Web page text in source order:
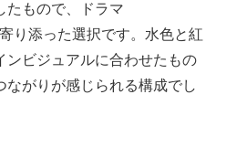
たもので、ドラマ
り添った選択です。水色と紅
ンビジュアルに合わせたもの
ながりが感じられる構成でし